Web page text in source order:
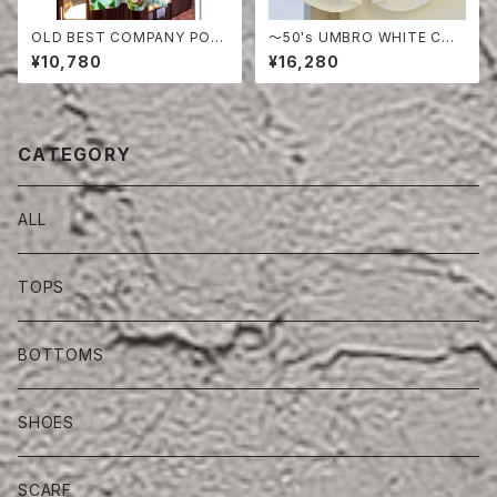
OLD BEST COMPANY POL
O SHIRT
¥10,780
〜50's UMBRO WHITE COT
TON SHORTS
¥16,280
CATEGORY
ALL
TOPS
BOTTOMS
SHOES
SCARF